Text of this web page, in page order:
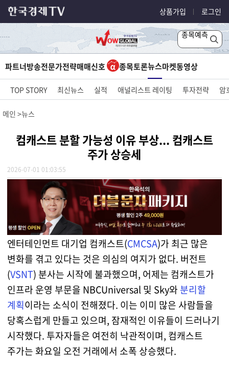
상품가입 로그인
종목예측
파트너방송전문가전략매매신호 종목토론뉴스마켓동영상
TOP STORY 최신뉴스 실적 애널리스트 레이팅 투자전략 암
메인 뉴스
컴캐스트 분할 가능성 이유 부상... 컴캐스트
주가 상승세
2026-07-01 01:03:55
엔터테인먼트 대기업 컴캐스트(CMCSA)가 최근 많은
변화를 겪고 있다는 것은 의심의 여지가 없다. 버전트
(VSNT) 분사는 시작에 불과했으며, 어제는 컴캐스트가
인프라 운영 부문을 NBCUniversal 및 Sky와 분리할
계획이라는 소식이 전해졌다. 이는 이미 많은 사람들을
당혹스럽게 만들고 있으며, 잠재적인 이유들이 드러나기
시작했다. 투자자들은 여전히 낙관적이며, 컴캐스트
주가는 화요일 오전 거래에서 소폭 상승했다.